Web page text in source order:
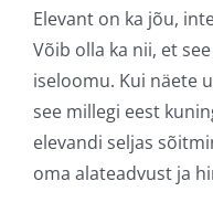
Elevant on ka jõu,
Võib olla ka nii, et
iseloomu. Kui näete
see millegi eest
elevandi seljas
oma alateadvust ja